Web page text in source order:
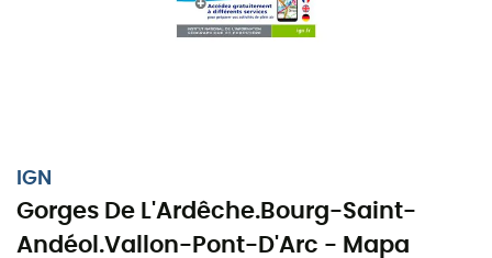
IGN
Gorges De L'Ardêche.Bourg-Saint-
Andéol.Vallon-Pont-D'Arc - Mapa